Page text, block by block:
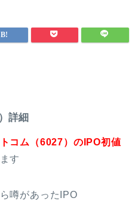
詳細
コム（6027）のIPO初値
す
噂があったIPO